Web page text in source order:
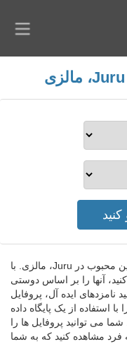
MysDatingGo سرویس دوستیابی آنلاین محبوب در Juru، مالزی. با
آنها را بر اساس دوستی
ایده آل، پروفایل
با استفاده از یک پایگاه داده
می توانید پروفایل ها را
مشاهده کنید که به شما